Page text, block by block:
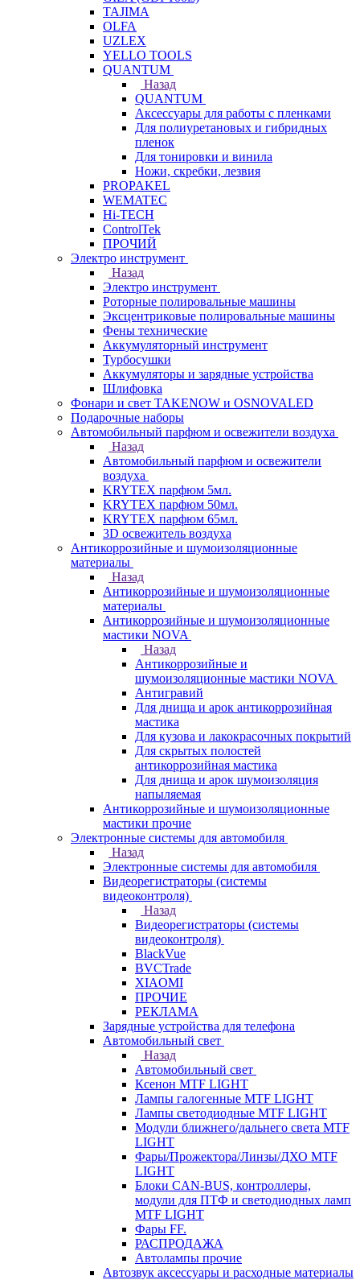
TAJIMA
OLFA
UZLEX
YELLO TOOLS
QUANTUM
Назад
QUANTUM
Аксессуары для работы с пленками
Для полиуретановых и гибридных
пленок
Для тонировки и винила
Ножи, скребки, лезвия
PROPAKEL
WEMATEC
Hi-TECH
ControlTek
ПРОЧИЙ
Электро инструмент
Назад
Электро инструмент
Роторные полировальные машины
Эксцентриковые полировальные машины
Фены технические
Аккумуляторный инструмент
Турбосушки
Аккумуляторы и зарядные устройства
Шлифовка
Фонари и свет TAKENOW и OSNOVALED
Подарочные наборы
Автомобильный парфюм и освежители воздуха
Назад
Автомобильный парфюм и освежители
воздуха
KRYTEX парфюм 5мл.
KRYTEX парфюм 50мл.
KRYTEX парфюм 65мл.
3D освежитель воздуха
Антикоррозийные и шумоизоляционные
материалы
Назад
Антикоррозийные и шумоизоляционные
материалы
Антикоррозийные и шумоизоляционные
мастики NOVA
Назад
Антикоррозийные и
шумоизоляционные мастики NOVA
Антигравий
Для днища и арок антикоррозийная
мастика
Для кузова и лакокрасочных покрытий
Для скрытых полостей
антикоррозийная мастика
Для днища и арок шумоизоляция
напыляемая
Антикоррозийные и шумоизоляционные
мастики прочие
Электронные системы для автомобиля
Назад
Электронные системы для автомобиля
Видеорегистраторы (системы
видеоконтроля)
Назад
Видеорегистраторы (системы
видеоконтроля)
BlackVue
BVCTrade
XIAOMI
ПРОЧИЕ
РЕКЛАМА
Зарядные устройства для телефона
Автомобильный свет
Назад
Автомобильный свет
Ксенон MTF LIGHT
Лампы галогенные MTF LIGHT
Лампы светодиодные MTF LIGHT
Модули ближнего/дальнего света MTF
LIGHT
Фары/Прожектора/Линзы/ДХО MTF
LIGHT
Блоки CAN-BUS, контроллеры,
модули для ПТФ и светодиодных ламп
MTF LIGHT
Фары FF.
РАСПРОДАЖА
Автолампы прочие
Автозвук аксессуары и расходные материалы